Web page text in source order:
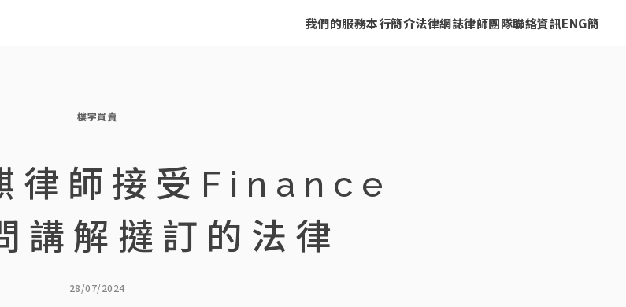
我們的服務本行簡介法律網誌律師團隊聯絡資訊ENG簡
樓宇買賣
律師接受Finance
講解撻訂的法律
28/07/2024